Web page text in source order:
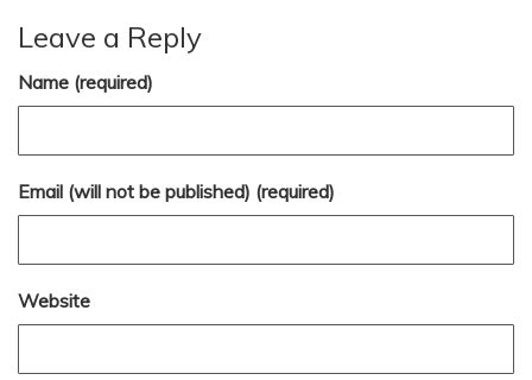
Leave a Reply
Name (required)
Email (will not be published) (required)
Website